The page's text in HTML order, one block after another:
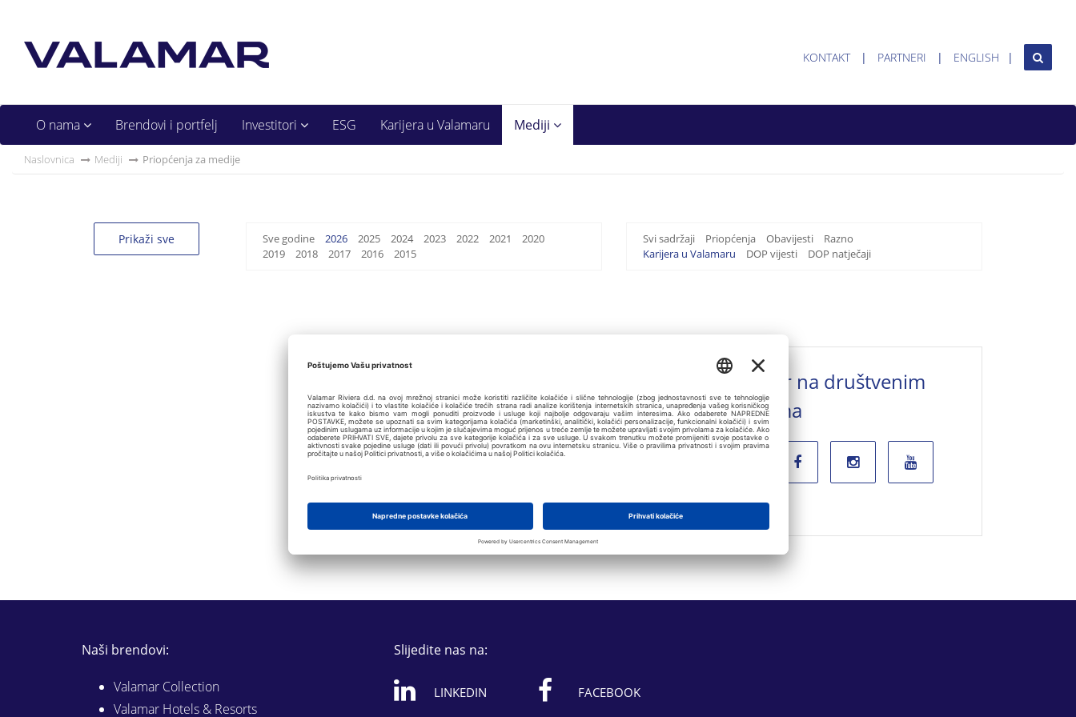
KONTAKT PARTNERI ENGLISH
O nama Brendovi i portfelj Investitori ESG Karijera u Valamaru Mediji
Naslovnica Mediji Priopćenja za medije
Prikaži sve Sve godine 2026 2025 2024 2023 2022 2021
2020
2019
2018 2017 2016 2015
Svi sadržaji Priopćenja Obavijesti
Razno
Karijera u Valamaru
DOP vijesti DOP natječaji
Valamar na društvenim
mrežama
Naši brendovi:
Valamar Collection
Valamar Hotels & Resorts
Slijedite nas na:
LINKEDIN FACEBOOK